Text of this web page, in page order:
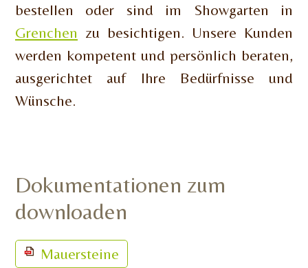
bestellen oder sind im Showgarten in
Grenchen zu besichtigen. Unsere Kunden
werden kompetent und persönlich beraten,
ausgerichtet auf Ihre Bedürfnisse und
Wünsche.
Dokumentationen zum
downloaden
Mauersteine